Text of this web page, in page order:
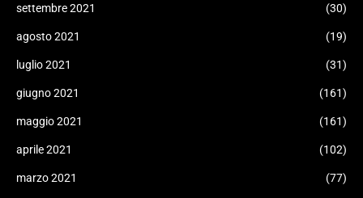
settembre 2021 (30)
agosto 2021 (19)
luglio 2021 (31)
giugno 2021 (161)
maggio 2021 (161)
aprile 2021 (102)
marzo 2021 (77)